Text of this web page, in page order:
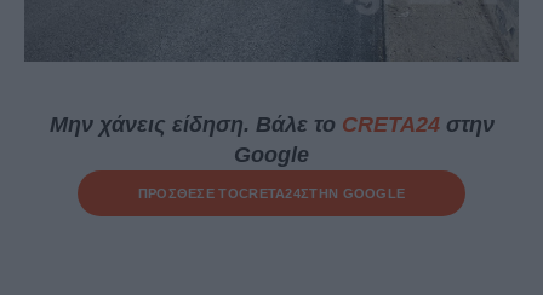
Μην χάνεις είδηση. Βάλε το CRETA24στην
Google
ΠΡΟΣΘΕΣΕ ΤΟCRETA24ΣΤΗΝ GOOGLE